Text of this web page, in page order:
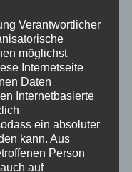
Verantwortlicher
möglichst
Internetseite
Daten
Internetbasierte
ein absoluter
kann. Aus
Person
auf